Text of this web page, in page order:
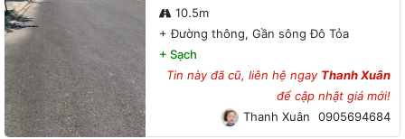
10.5m
+Đường thông, Gần sông Đô Tỏa
+ Sạch
Tin này đã cũ, liên hệ ngay Thanh Xuân
để cập nhật giá mới!
Thanh Xuân
0905694684